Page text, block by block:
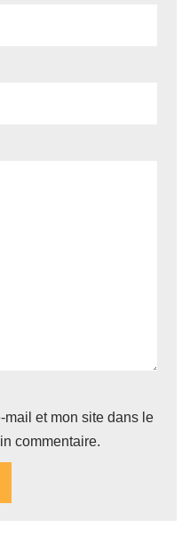
mail et mon site dans le
commentaire.